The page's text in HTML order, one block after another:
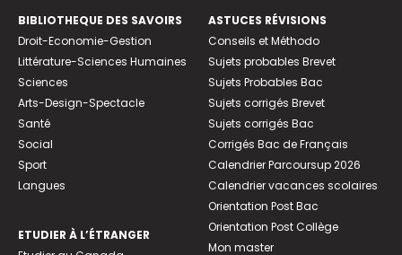
BIBLIOTHEQUE DES SAVOIRS
Droit-Economie-Gestion
Littérature-Sciences Humaines
Sciences
Arts-Design-Spectacle
Santé
Social
Sport
Langues
ETUDIER À L’ÉTRANGER
ASTUCES RÉVISIONS
Conseils et Méthodo
Sujets probables Brevet
Sujets Probables Bac
Sujets corrigés Brevet
Sujets corrigés Bac
Corrigés Bac de Français
Calendrier Parcoursup 2026
Calendrier vacances scolaires
Orientation Post Bac
Orientation Post Collège
Mon master